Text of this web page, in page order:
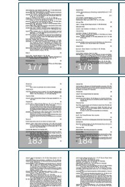
177 178
183 184